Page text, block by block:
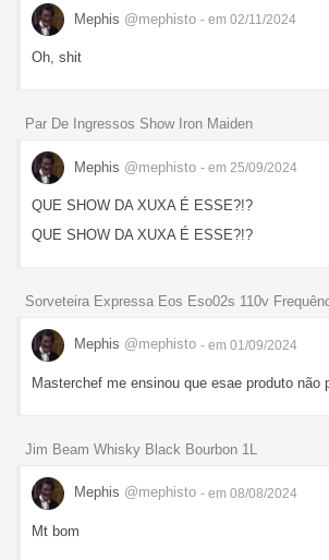
Mephis @mephisto - em 02/11/2024
Oh, shit
Par De Ingressos Show Iron Maiden
Mephis @mephisto - em 25/09/2024
QUE SHOW DA XUXA É ESSE?!?
QUE SHOW DA XUXA É ESSE?!?
Sorveteira Expressa Eos Eso02s 110v
Mephis @mephisto - em 01/09/2024
Masterchef me ensinou que esae produto não
Jim Beam Whisky Black Bourbon 1L
Mephis @mephisto - em 08/08/2024
Mt bom